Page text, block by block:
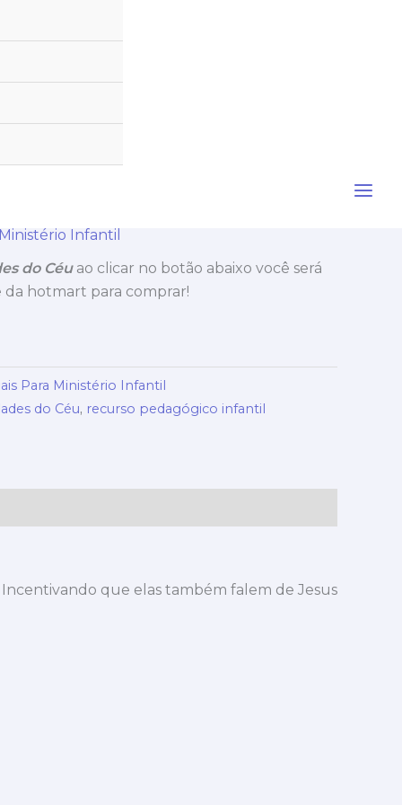
Infantil
do Céuao clicar no botão abaixo você será
da hotmart para comprar!
Para Ministério Infantil
do Céu, recurso pedagógico infantil
que elas também falem de Jesus